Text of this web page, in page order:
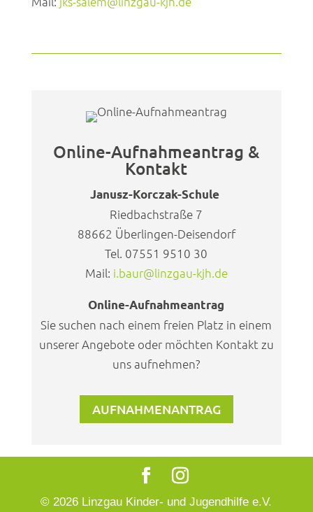
Online-Aufnahmeantrag &
Kontakt
Janusz-Korczak-Schule
Riedbachstraße 7
88662 Überlingen-Deisendorf
Tel. 07551 9510 30
Mail: i.baur@linzgau-kjh.de
Online-Aufnahmeantrag
Sie suchen nach einem freien Platz in einem
unserer Angebote oder möchten Kontakt zu
uns aufnehmen?
AUFNAHMENANTRAG
© 2026 Linzgau Kinder- und Jugendhilfe e.V.